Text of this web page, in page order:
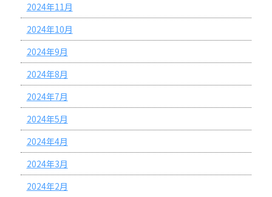
2024年11月
2024年10月
2024年9月
2024年8月
2024年7月
2024年5月
2024年4月
2024年3月
2024年2月